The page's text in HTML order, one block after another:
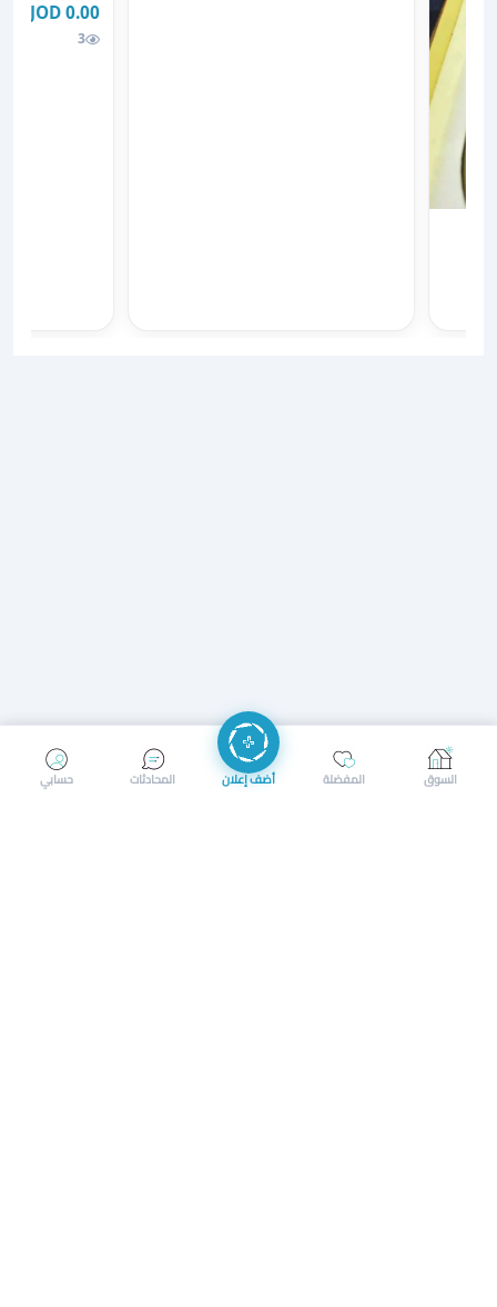
0.00 JOD
3
إرسال رسالة إجراء مكالمة
حسابي المحادثات أضف إعلان المفضلة السوق